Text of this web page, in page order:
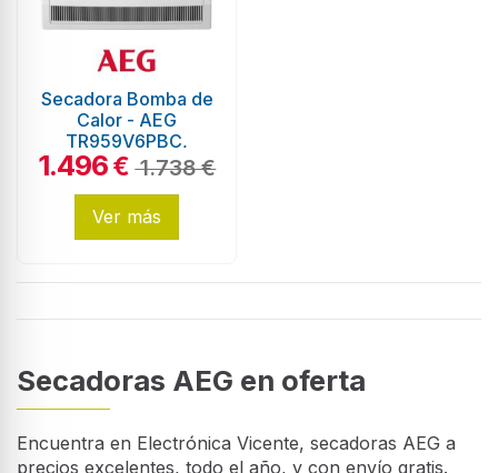
Secadora Bomba de
Calor - AEG
TR959V6PBC,
Blanco, 9 kg,
1.496€ 1.738 €
Ver más
Secadoras AEG en oferta
Encuentra en Electrónica Vicente, secadoras AEG a
precios excelentes, todo el año, y con envío gratis.